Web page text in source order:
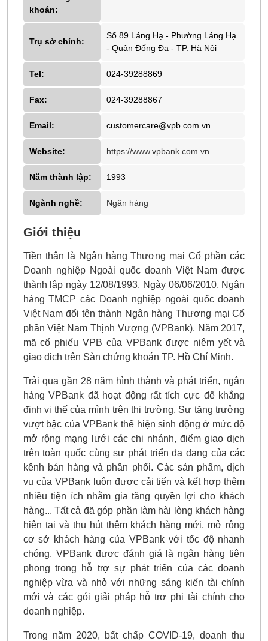
khoán:
Trụ sở chính:
Số 89 Láng Hạ - Phường Láng Hạ
- Quận Đống Đa - TP. Hà Nội
Tel: 024-39288869
Fax: 024-39288867
Email: customercare@vpb.com.vn
Website: https://www.vpbank.com.vn
Năm thành lập: 1993
Ngành nghề: Ngân hàng
Giới thiệu
Tiền thân là Ngân hàng Thương mại Cổ phần các
Doanh nghiệp Ngoài quốc doanh Việt Nam được
thành lập ngày 12/08/1993. Ngày 06/06/2010, Ngân
hàng TMCP các Doanh nghiệp ngoài quốc doanh
Việt Nam đổi tên thành Ngân hàng Thương mại Cổ
phần Việt Nam Thịnh Vượng (VPBank). Năm 2017,
mã cổ phiếu VPB của VPBank được niêm yết và
giao dịch trên Sàn chứng khoán TP. Hồ Chí Minh.
Trải qua gần 28 năm hình thành và phát triển, ngân
hàng VPBank đã hoạt động rất tích cực để khẳng
định vị thế của mình trên thị trường. Sự tăng trưởng
vượt bậc của VPBank thể hiện sinh động ở mức độ
mở rộng mạng lưới các chi nhánh, điểm giao dịch
trên toàn quốc cùng sự phát triển đa dạng của các
kênh bán hàng và phân phối. Các sản phẩm, dịch
vụ của VPBank luôn được cải tiến và kết hợp thêm
nhiều tiện ích nhằm gia tăng quyền lợi cho khách
hàng... Tất cả đã góp phần làm hài lòng khách hàng
hiện tại và thu hút thêm khách hàng mới, mở rộng
cơ sở khách hàng của VPBank với tốc độ nhanh
chóng. VPBank được đánh giá là ngân hàng tiên
phong trong hỗ trợ sự phát triển của các doanh
nghiệp vừa và nhỏ với những sáng kiến tài chính
mới và các gói giải pháp hỗ trợ phi tài chính cho
doanh nghiệp.
Trong năm 2020, bất chấp COVID-19, doanh thu